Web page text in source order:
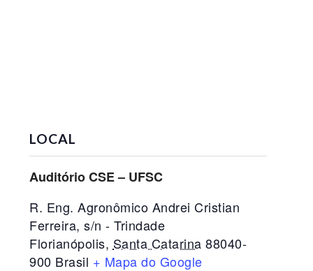
LOCAL
Auditório CSE – UFSC
R. Eng. Agronômico Andrei Cristian
Ferreira, s/n - Trindade
Florianópolis, Santa Catarina 88040-
900 Brasil + Mapa do Google